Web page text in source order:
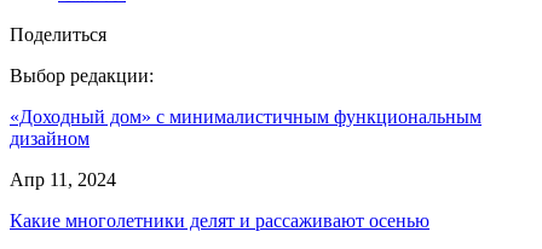
Поделиться
Выбор редакции:
«Доходный дом» с минималистичным функциональным
дизайном
Апр 11, 2024
Какие многолетники делят и рассаживают осенью